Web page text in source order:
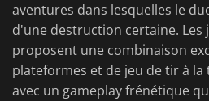
aventures dans lesquelles le
d'une destruction certaine. Les
proposent une combinaison
plateformes et de jeu de tir à
avec un gameplay frénétique